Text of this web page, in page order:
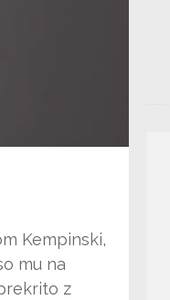
Kempinski,
mu na
z